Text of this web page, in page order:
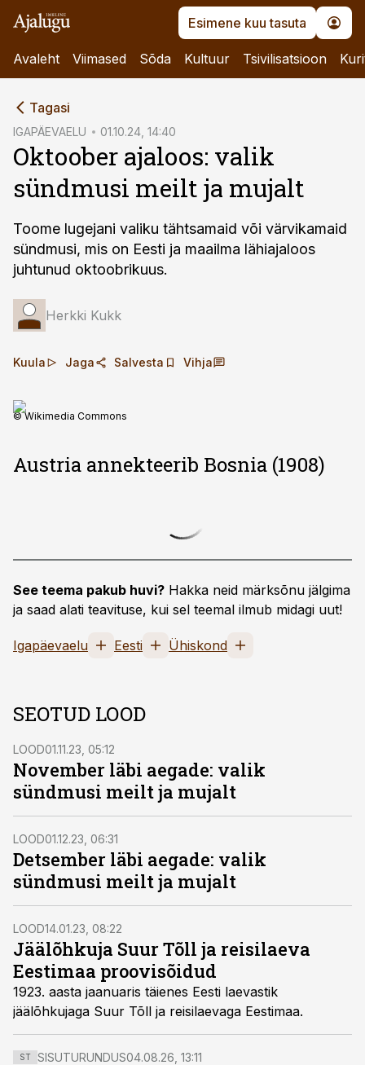
Esimene kuu tasuta
Avaleht Viimased Sõda Kultuur Tsivilisatsioon
Tagasi
IGAPÄEVAELU 01.10.24, 14:40
Oktoober ajaloos: valik
sündmusi meilt ja mujalt
Toome lugejani valiku tähtsamaid või värvikamaid
sündmusi, mis on Eesti ja maailma lähiajaloos
juhtunud oktoobrikuus.
Herkki Kukk
Kuula Jaga Salvesta Vihja
© Wikimedia Commons
Austria annekteerib Bosnia (1908)
See teema pakub huvi? Hakka neid märksõnu jälgima
ja saad alati teavituse, kui sel teemal ilmub midagi uut!
Igapäevaelu Eesti Ühiskond
SEOTUD LOOD
LOOD01.11.23, 05:12
November läbi aegade: valik
sündmusi meilt ja mujalt
LOOD01.12.23, 06:31
Detsember läbi aegade: valik
sündmusi meilt ja mujalt
LOOD14.01.23, 08:22
Jäälõhkuja Suur Tõll ja reisilaeva
Eestimaa proovisõidud
1923. aasta jaanuaris täienes Eesti laevastik
jäälõhkujaga Suur Tõll ja reisilaevaga Eestimaa.
ST SISUTURUNDUS04.08.26, 13:11